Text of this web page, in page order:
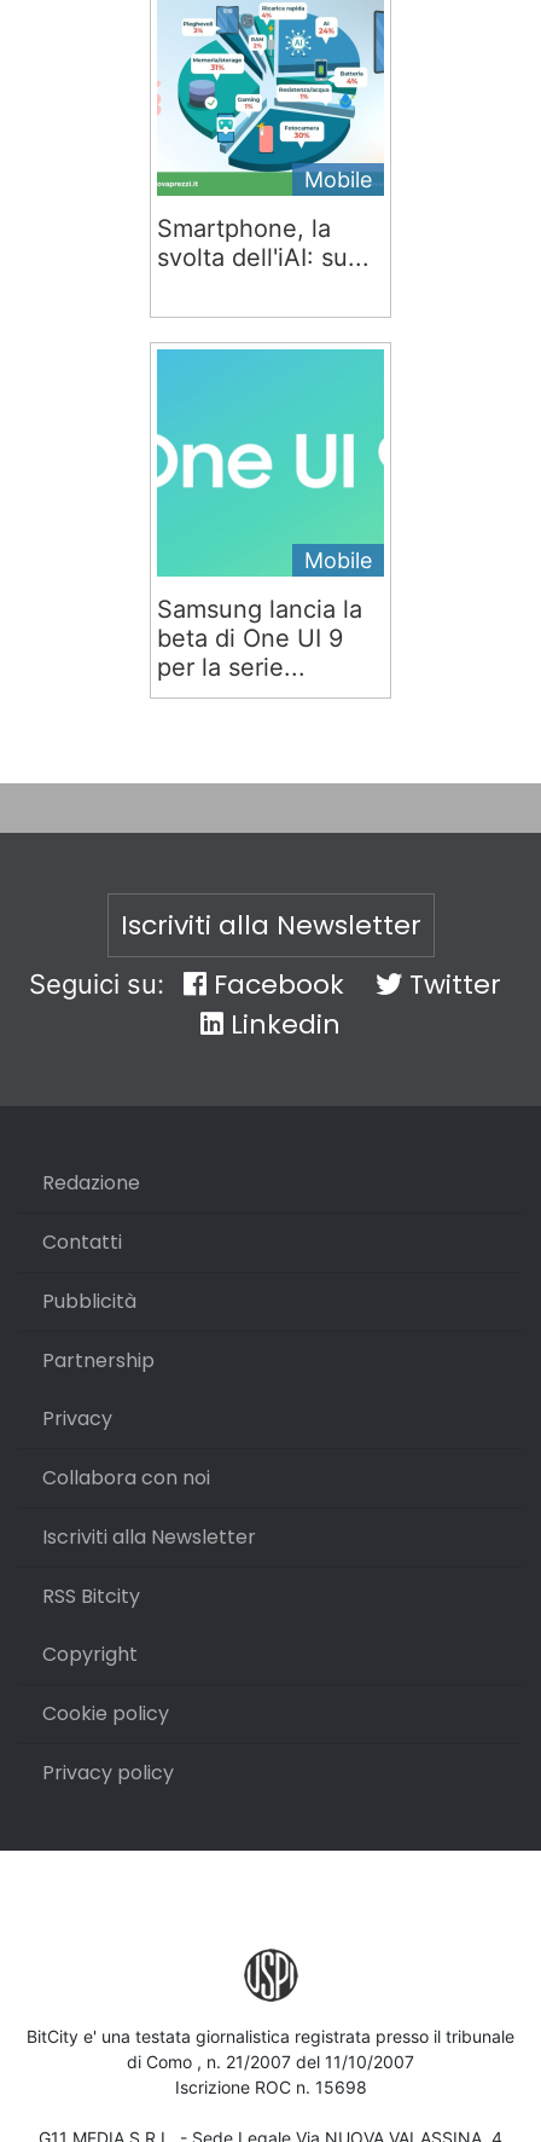
Mobile
Smartphone, la
svolta dell'iAI: su...
Mobile
Samsung lancia la
beta di One UI 9
per la serie...
Iscriviti alla Newsletter
Seguici su: Facebook
Twitter
Linkedin
Redazione
Contatti
Pubblicità
Partnership
Privacy
Collabora con noi
Iscriviti alla Newsletter
RSS Bitcity
Copyright
Cookie policy
Privacy policy
BitCity e' una testata giornalistica registrata presso il tribunale
di Como , n. 21/2007 del 11/10/2007
Iscrizione ROC n. 15698
G11 MEDIA S.R.L. - Sede Legale Via NUOVA VALASSINA, 4